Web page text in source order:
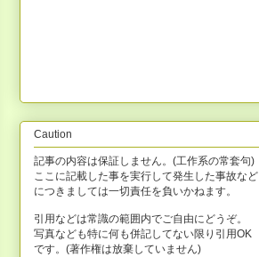
レス
Caution
記事の内容は保証しません。(工作系の常套句)
ここに記載した事を実行して発生した事故など
につきましては一切責任を負いかねます。
引用などは常識の範囲内でご自由にどうぞ。
写真なども特に何も併記してない限り引用OK
です。(著作権は放棄していません)